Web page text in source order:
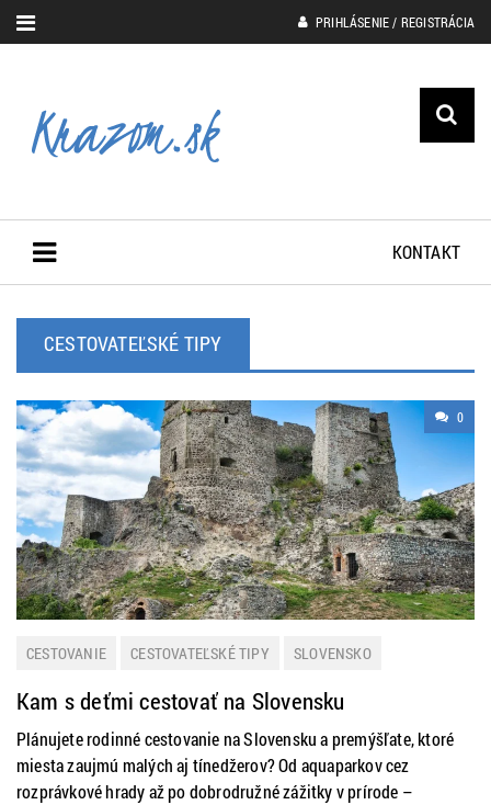
PRIHLÁSENIE / REGISTRÁCIA
KONTAKT
CESTOVATEĽSKÉ TIPY
0
CESTOVANIE CESTOVATEĽSKÉ TIPY SLOVENSKO
Kam s deťmi cestovať na Slovensku
Plánujete rodinné cestovanie na Slovensku a premýšľate, ktoré
miesta zaujmú malých aj tínedžerov? Od aquaparkov cez
rozprávkové hrady až po dobrodružné zážitky v prírode –